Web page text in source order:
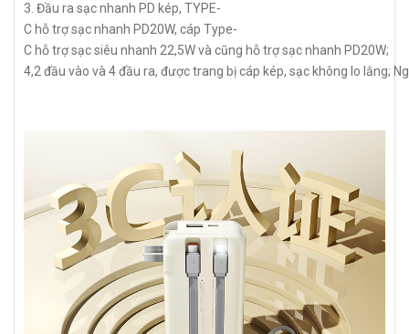
3. Đầu ra sạc nhanh PD kép, TYPE-
C hỗ trợ sạc nhanh PD20W, cáp Type-
C hỗ trợ sạc siêu nhanh 22,5W và cũng hỗ trợ sạc nhanh PD20W;
4,2 đầu vào và 4 đầu ra, được trang bị cáp kép, sạc không lo lắng;